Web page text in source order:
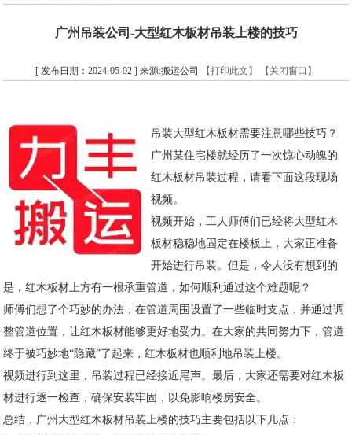
广州吊装公司-大型红木板材吊装上楼的技巧
[ 发布日期：2024-05-02 ] 来源:搬运公司 【打印此文】 【关闭窗口】
吊装大型红木板材需要注意哪些技巧？
广州某住宅楼就经历了一次惊心动魄的
红木板材吊装过程，请看下面这段现场
视频。
视频开始，工人师傅们已经将大型红木
板材稳稳地固定在楼板上，大家正准备
开始进行吊装。但是，令人没有想到的
是，红木板材上方有一根承重管道，如何顺利通过这个难题呢？
师傅们想了个巧妙的办法，在管道周围设置了一些临时支点，并通过调
整管道位置，让红木板材能够更好地受力。在大家的共同努力下，管道
终于被巧妙地“隐藏”了起来，红木板材也顺利地吊装上楼。
视频进行到这里，吊装过程已经接近尾声。最后，大家还需要对红木板
材进行逐一检查，确保安装牢固，以免影响楼房安全。
总结，广州大型红木板材吊装上楼的技巧主要包括以下几点：